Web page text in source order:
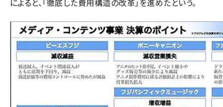
によると、「徹底した費用構造の改革」を進めたという。